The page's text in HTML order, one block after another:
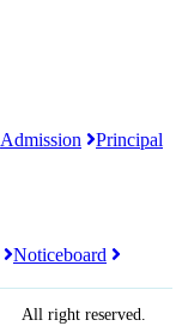
Admission
Principal
Noticeboard
All right reserved.